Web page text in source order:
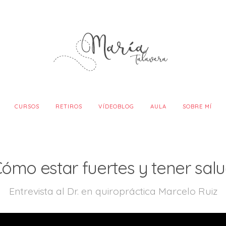
CURSOS RETIROS VÍDEOBLOG AULA SOBRE MÍ
estar fuertes y tener
Entrevista al Dr. en quiropráctica Marcelo Ruiz